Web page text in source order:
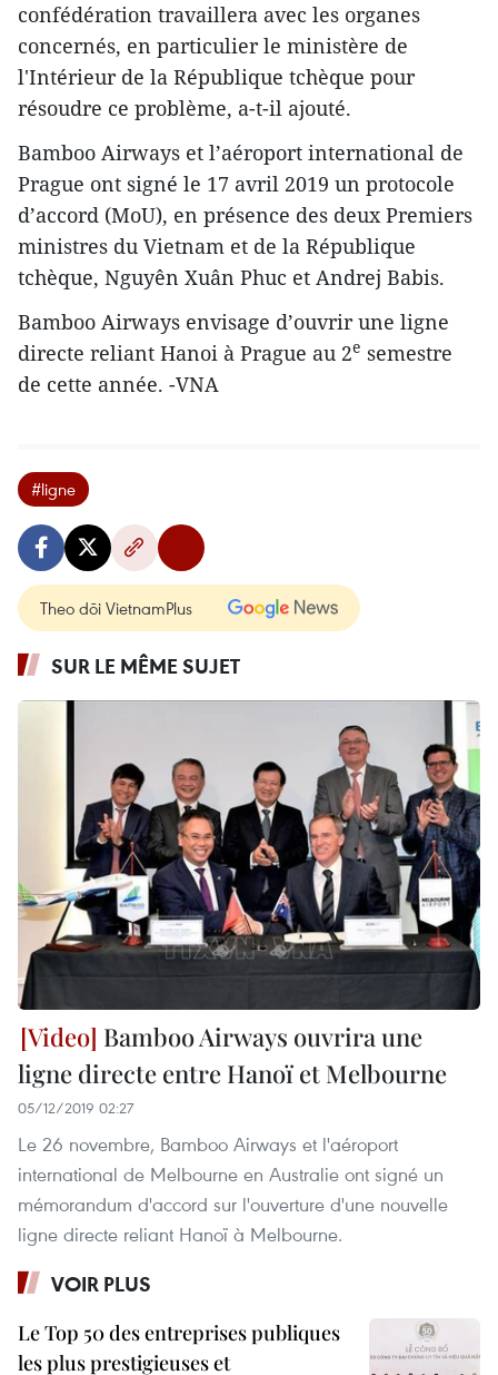
confédération travaillera avec les organes
concernés, en particulier le ministère de
l'Intérieur de la République tchèque pour
résoudre ce problème, a-t-il ajouté.
Bamboo Airways et l’aéroport international de
Prague ont signé le 17 avril 2019 un protocole
d’accord (MoU), en présence des deux Premiers
ministres du Vietnam et de la République
tchèque, Nguyên Xuân Phuc et Andrej Babis.
Bamboo Airways envisage d’ouvrir une ligne
directe reliant Hanoi à Prague au 2e semestre
de cette année. -VNA
#ligne
Theo dõi VietnamPlus
SUR LE MÊME SUJET
Bamboo Airways ouvrira une
ligne directe entre Hanoï et Melbourne
05/12/2019 02:27
Le 26 novembre, Bamboo Airways et l'aéroport
international de Melbourne en Australie ont signé un
mémorandum d'accord sur l'ouverture d'une nouvelle
ligne directe reliant Hanoï à Melbourne.
VOIR PLUS
Le Top 50 des entreprises publiques
les plus prestigieuses et